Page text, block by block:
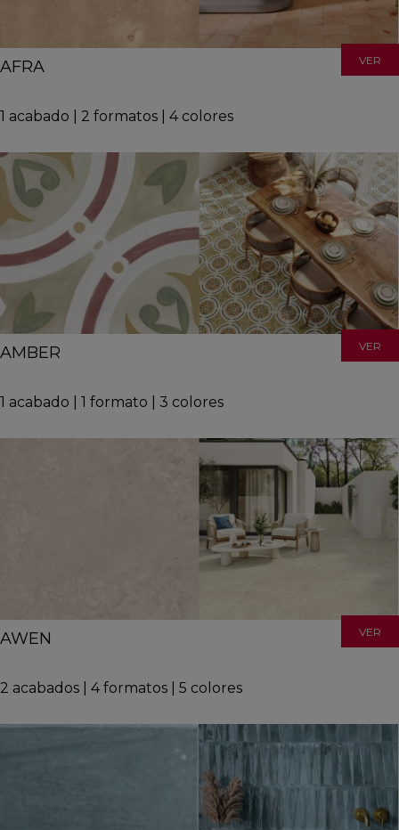
AFRA VER
1 acabado 2 formatos 4 colores
AMBER VER
1 acabado 1 formato 3 colores
AWEN VER
2 acabados 4 formatos 5 colores